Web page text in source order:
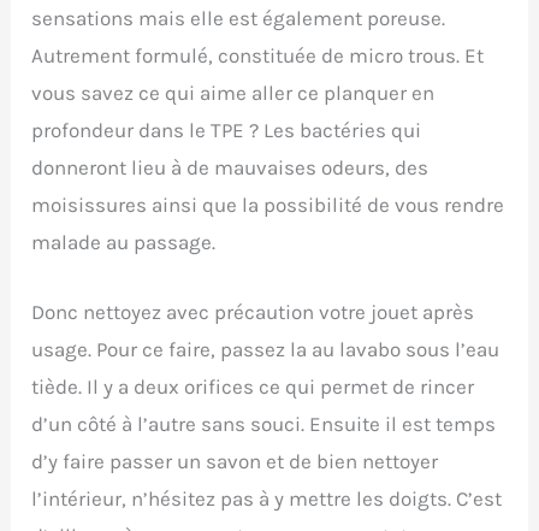
sensations mais elle est également poreuse.
Autrement formulé, constituée de micro trous. Et
vous savez ce qui aime aller ce planquer en
profondeur dans le TPE ? Les bactéries qui
donneront lieu à de mauvaises odeurs, des
moisissures ainsi que la possibilité de vous rendre
malade au passage.
Donc nettoyez avec précaution votre jouet après
usage. Pour ce faire, passez la au lavabo sous l’eau
tiède. Il y a deux orifices ce qui permet de rincer
d’un côté à l’autre sans souci. Ensuite il est temps
d’y faire passer un savon et de bien nettoyer
l’intérieur, n’hésitez pas à y mettre les doigts. C’est